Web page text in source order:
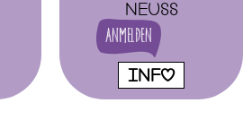
Neuss
Anmelden
INFO